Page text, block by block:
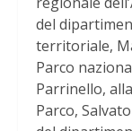
del
territoriale,
Parco
Parrinello,
Parco,